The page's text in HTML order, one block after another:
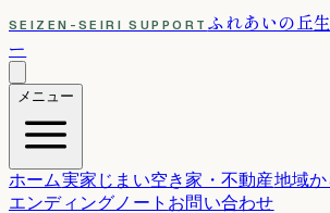
SEIZEN-SEIRI SUPPORT ふれあいの丘
ー
メニュー
ホーム実家じまい空き家・不動産地域
エンディングノート お問い合わせ